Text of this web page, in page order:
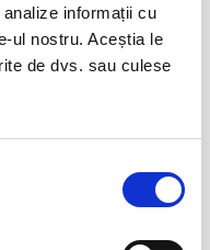
informații cu
ul nostru. Aceștia le
de dvs. sau culese
6 7
8
13 14
15
20 21
22
4 5 6